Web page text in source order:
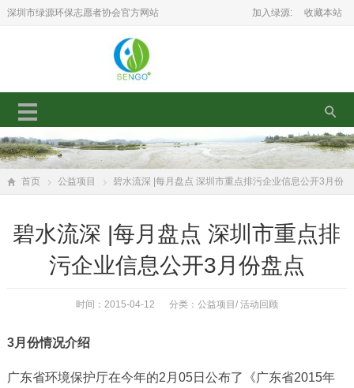
深圳市绿源环保志愿者协会官方网站 加入绿源: 收藏本站
首页 公益项目 碧水流深 |每月盘点 深圳市重点排污企业信息公开3月份
碧水流深 |每月盘点 深圳市重点排
污企业信息公开3月份盘点
时间：2015-04-12 分类： 公益项目/ 活动回顾
3月份情况介绍
广东省环境保护厅在今年的2月05日公布了《广东省2015年